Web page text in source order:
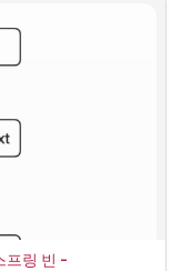
스코드를 설정 정보로
비슷한 구조를 가지고 있
리하는 문법이 사용된
프링 빈 -